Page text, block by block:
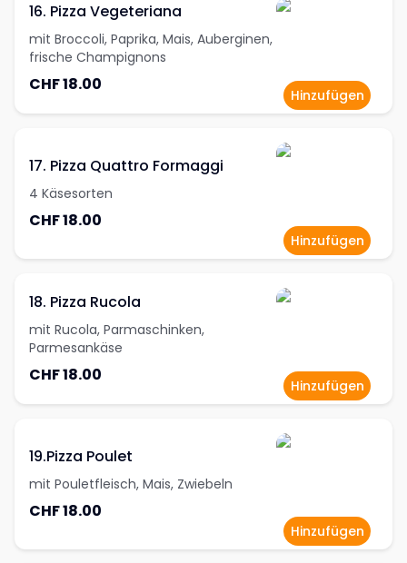
16. Pizza Vegeteriana
mit Broccoli, Paprika, Mais, Auberginen,
frische Champignons
CHF 18.00
Hinzufügen
17. Pizza Quattro Formaggi
4 Käsesorten
CHF 18.00
Hinzufügen
18. Pizza Rucola
mit Rucola, Parmaschinken,
Parmesankäse
CHF 18.00
Hinzufügen
19.Pizza Poulet
mit Pouletfleisch, Mais, Zwiebeln
CHF 18.00
Hinzufügen